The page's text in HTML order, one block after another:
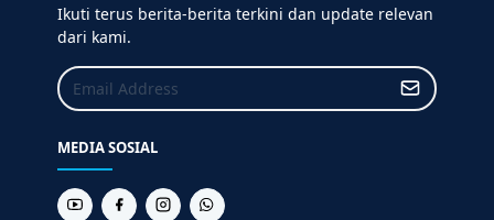
Ikuti terus berita-berita terkini dan update relevan
dari kami.
MEDIA SOSIAL